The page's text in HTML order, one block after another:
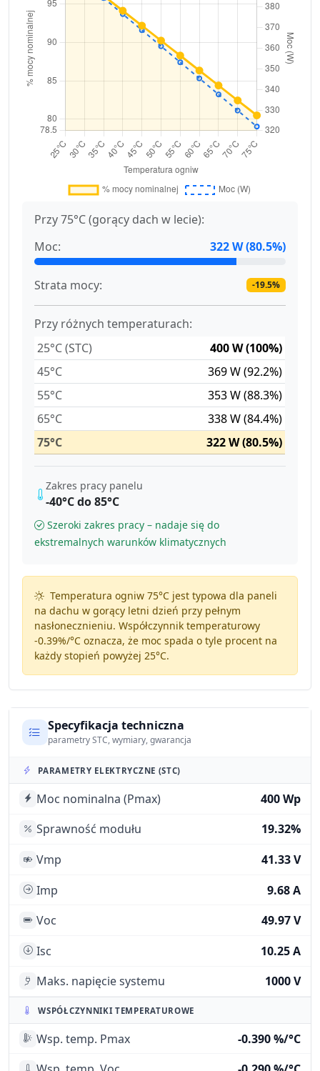
Przy 75°C (gorący dach w lecie):
Moc:
322 W (80.5%)
Strata mocy: -19.5%
Przy różnych temperaturach:
25°C (STC)
400 W (100%)
45°C
369 W (92.2%)
55°C
353 W (88.3%)
65°C
338 W (84.4%)
75°C
322 W (80.5%)
Zakres pracy panelu
-40°C do 85°C
Szeroki zakres pracy – nadaje się do
ekstremalnych warunków klimatycznych
Temperatura ogniw 75°C jest typowa dla paneli
na dachu w gorący letni dzień przy pełnym
nasłonecznieniu. Współczynnik temperaturowy
-0.39%/°Coznacza, że moc spada o tyle procent na
każdy stopień powyżej 25°C.
Specyfikacja techniczna
parametry STC, wymiary, gwarancja
PARAMETRY ELEKTRYCZNE (STC)
Moc nominalna (Pmax)
400 Wp
Sprawność modułu
19.32%
Vmp
41.33 V
Imp
9.68 A
Voc
49.97 V
Isc
10.25 A
Maks. napięcie systemu
1000 V
WSPÓŁCZYNNIKI TEMPERATUROWE
Wsp. temp. Pmax
-0.390 %/°C